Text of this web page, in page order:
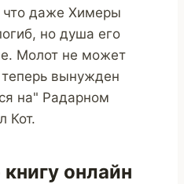
что даже Химеры
но душа его
Молот не может
теперь вынужден
на" Радарном
Кот.
онлайн